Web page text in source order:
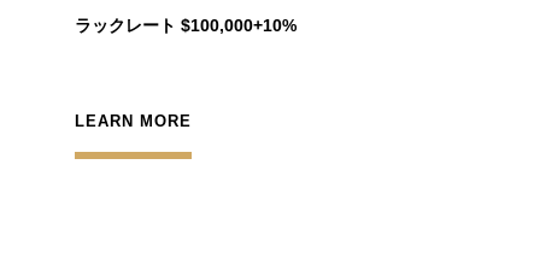
ラックレート $100,000+10%
LEARN MORE